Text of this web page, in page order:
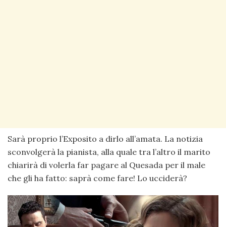
Sarà proprio l’Exposito a dirlo all’amata. La notizia
sconvolgerà la pianista, alla quale tra l’altro il marito
chiarirà di volerla far pagare al Quesada per il male
che gli ha fatto: saprà come fare! Lo ucciderà?